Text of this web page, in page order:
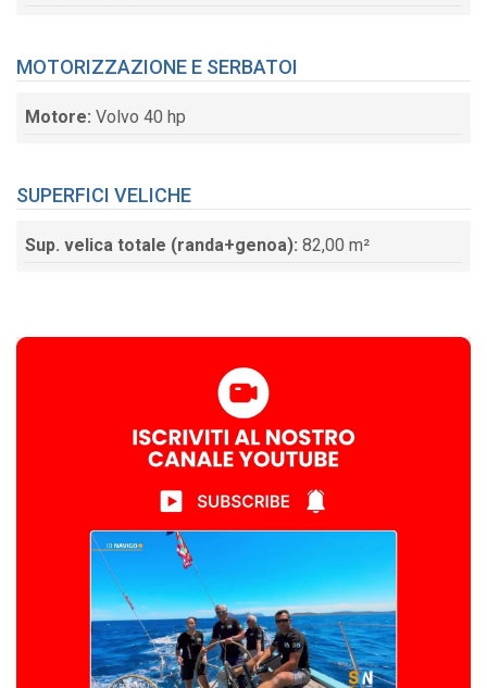
MOTORIZZAZIONE E SERBATOI
Motore: Volvo 40 hp
SUPERFICI VELICHE
Sup. velica totale (randa+genoa): 82,00 m²